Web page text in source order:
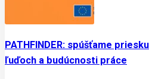
PATHFINDER: spúšťame
ľuďoch a budúcnosti práce